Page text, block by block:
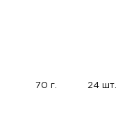
70 г. 24 шт.